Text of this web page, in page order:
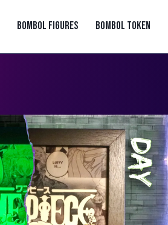
BOMBOL FIGURES BOMBOL TOKEN